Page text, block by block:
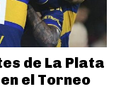
de La Plata
el Torneo